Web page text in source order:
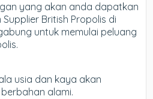
yang akan anda dapatkan
British Propolis di
untuk memulai peluang
usia dan kaya akan
alami.